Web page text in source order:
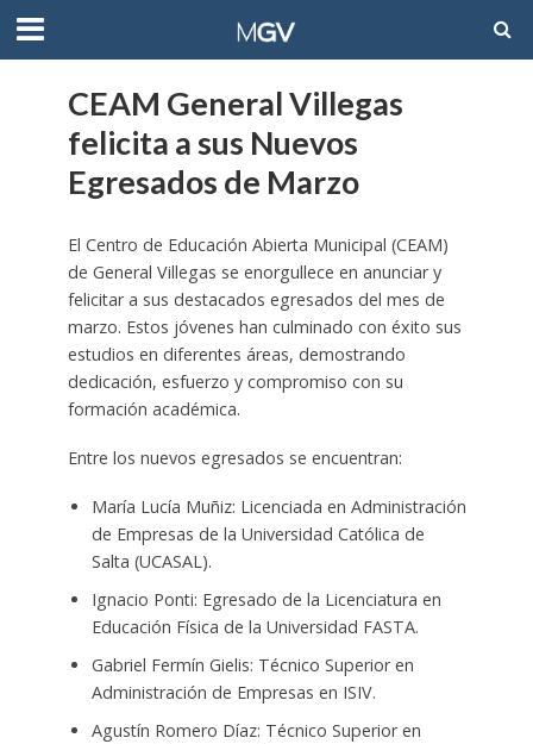
CEAM General Villegas
felicita a sus Nuevos
Egresados de Marzo
El Centro de Educación Abierta Municipal (CEAM)
de General Villegas se enorgullece en anunciar y
felicitar a sus destacados egresados del mes de
marzo. Estos jóvenes han culminado con éxito sus
estudios en diferentes áreas, demostrando
dedicación, esfuerzo y compromiso con su
formación académica.
Entre los nuevos egresados se encuentran:
María Lucía Muñiz: Licenciada en Administración
de Empresas de la Universidad Católica de
Salta (UCASAL).
Ignacio Ponti: Egresado de la Licenciatura en
Educación Física de la Universidad FASTA.
Gabriel Fermín Gielis: Técnico Superior en
Administración de Empresas en ISIV.
Agustín Romero Díaz: Técnico Superior en